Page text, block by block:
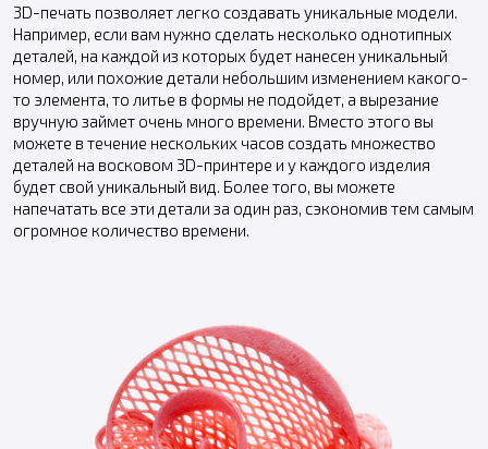
3D-печать позволяет легко создавать уникальные модели.
Например, если вам нужно сделать несколько однотипных
деталей, на каждой из которых будет нанесен уникальный
номер, или похожие детали небольшим изменением какого-
то элемента, то литье в формы не подойдет, а вырезание
вручную займет очень много времени. Вместо этого вы
можете в течение нескольких часов создать множество
деталей на восковом 3D-принтере и у каждого изделия
будет свой уникальный вид. Более того, вы можете
напечатать все эти детали за один раз, сэкономив тем самым
огромное количество времени.